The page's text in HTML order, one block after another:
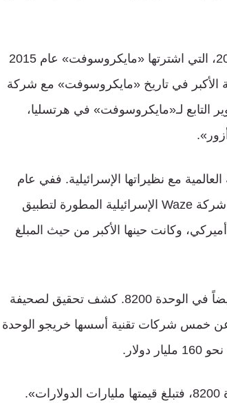
قبل إنشاء «ويز»، أسس الرباعي شركة «أدالوم» عام 2012، التي اشترتها «مايكروسوفت» عام 2015
الصفقة الأكبر في تاريخ «مايكروسوفت» مع شركة
التابع لـ«مايكروسوفت» في هرتسليا،
مع نظيراتها الإسرائيلية. ففي عام
2013، حطمت «غوغل» رقماً قياسياً آخر باستحواذها على شركة Waze الإسرائيلية المطورة لتطبيق
صفقة بلغت قيمتها 1.3 مليار دولار أميركي، وكانت حينها الأكبر من حيث المبلغ
وكما بات متوقعاً، فإنّ مؤسّس Waze، يوري ليفين، خدم أيضاً في الوحدة 8200. كشف تحقيق لصحيفة
عن خمس شركات تقنية أسسها خريجو الوحدة
أما الشركات الخاصة التي أسسها جنود سابقون في الوحدة 8200، فتبلغ قيمتها مليارات الدولارات».